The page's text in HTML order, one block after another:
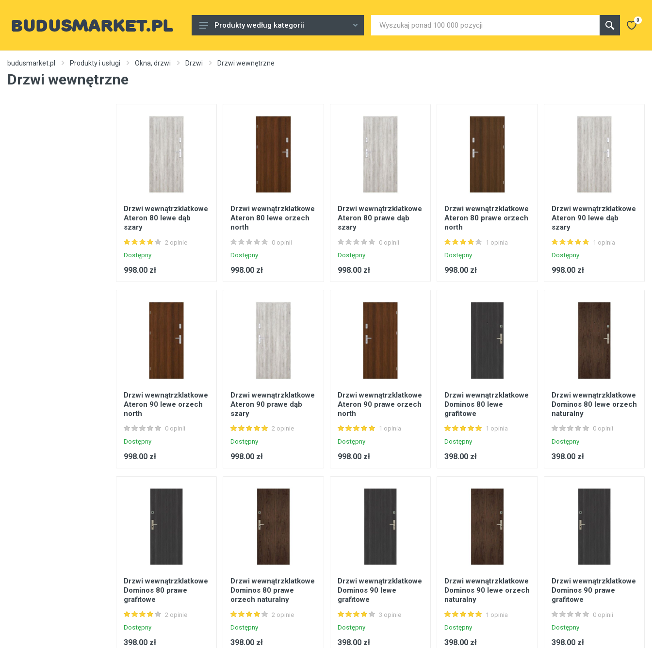
Materiały budowlane
Produkty według kategorii
0
budusmarket.pl Produkty i usługi Okna, drzwi Drzwi Drzwi wewnętrzne
Drzwi wewnętrzne
Drzwi wewnątrzklatkowe
Ateron 80 lewe dąb
szary
2 opinie
Dostępny
998.00 zł
Drzwi wewnątrzklatkowe
Ateron 80 lewe orzech
north
0 opinii
Dostępny
998.00 zł
Drzwi wewnątrzklatkowe
Ateron 80 prawe dąb
szary
0 opinii
Dostępny
998.00 zł
Drzwi wewnątrzklatkowe
Ateron 80 prawe orzech
north
1 opinia
Dostępny
998.00 zł
Drzwi wewnątrzklatkowe
Ateron 90 lewe dąb
szary
1 opinia
Dostępny
998.00 zł
Drzwi wewnątrzklatkowe
Ateron 90 lewe orzech
north
0 opinii
Dostępny
998.00 zł
Drzwi wewnątrzklatkowe
Ateron 90 prawe dąb
szary
2 opinie
Dostępny
998.00 zł
Drzwi wewnątrzklatkowe
Ateron 90 prawe orzech
north
1 opinia
Dostępny
998.00 zł
Drzwi wewnątrzklatkowe
Dominos 80 lewe
grafitowe
1 opinia
Dostępny
398.00 zł
Drzwi wewnątrzklatkowe
Dominos 80 lewe orzech
naturalny
0 opinii
Dostępny
398.00 zł
Drzwi wewnątrzklatkowe
Dominos 80 prawe
grafitowe
2 opinie
Dostępny
398.00 zł
Drzwi wewnątrzklatkowe
Dominos 80 prawe
orzech naturalny
2 opinie
Dostępny
398.00 zł
Drzwi wewnątrzklatkowe
Dominos 90 lewe
grafitowe
3 opinie
Dostępny
398.00 zł
Drzwi wewnątrzklatkowe
Dominos 90 lewe orzech
naturalny
1 opinia
Dostępny
398.00 zł
Drzwi wewnątrzklatkowe
Dominos 90 prawe
grafitowe
0 opinii
Dostępny
398.00 zł